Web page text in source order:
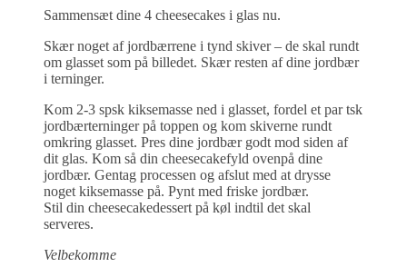
Sammensæt dine 4 cheesecakes i glas nu.
Skær noget af jordbærrene i tynd skiver – de skal rundt
om glasset som på billedet. Skær resten af dine jordbær
i terninger.
Kom 2-3 spsk kiksemasse ned i glasset, fordel et par tsk
jordbærterninger på toppen og kom skiverne rundt
omkring glasset. Pres dine jordbær godt mod siden af
dit glas. Kom så din cheesecakefyld ovenpå dine
jordbær. Gentag processen og afslut med at drysse
noget kiksemasse på. Pynt med friske jordbær.
Stil din cheesecakedessert på køl indtil det skal
serveres.
Velbekomme